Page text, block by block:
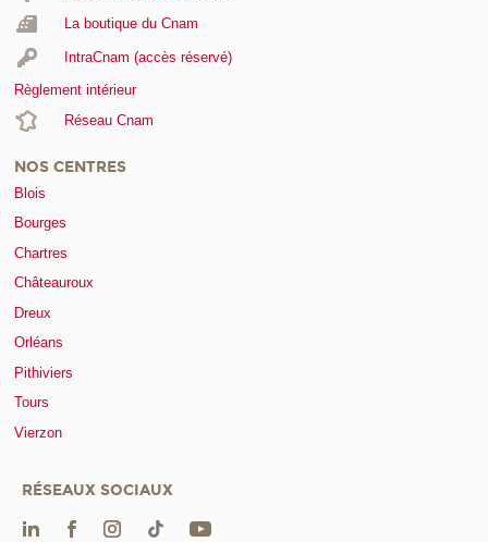
La boutique du Cnam
IntraCnam (accès réservé)
Règlement intérieur
Réseau Cnam
NOS CENTRES
Blois
Bourges
Chartres
Châteauroux
Dreux
Orléans
Pithiviers
Tours
Vierzon
RÉSEAUX SOCIAUX